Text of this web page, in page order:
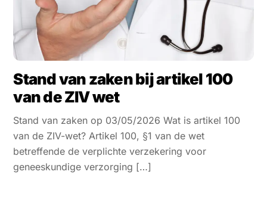
Stand van zaken bij artikel 100
van de ZIV wet
Stand van zaken op 03/05/2026 Wat is artikel 100
van de ZIV-wet? Artikel 100, §1 van de wet
betreffende de verplichte verzekering voor
geneeskundige verzorging […]